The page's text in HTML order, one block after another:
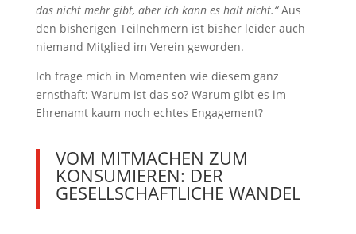
das nicht mehr gibt, aber ich kann es halt nicht.“Aus
den bisherigen Teilnehmern ist bisher leider auch
niemand Mitglied im Verein geworden.
Ich frage mich in Momenten wie diesem ganz
ernsthaft: Warum ist das so? Warum gibt es im
Ehrenamt kaum noch echtes Engagement?
VOM MITMACHEN ZUM
KONSUMIEREN: DER
GESELLSCHAFTLICHE WANDEL